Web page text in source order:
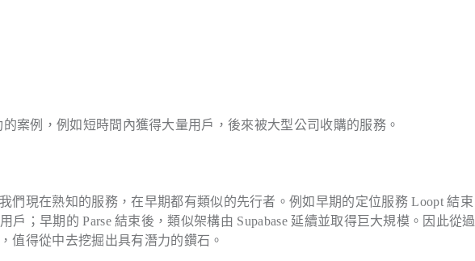
案例，例如短時間內獲得大量用戶，後來被大型公司收購的服務。
們現在熟知的服務，在早期都有類似的先行者。例如早期的定位服務 Loopt 結束
戶；早期的 Parse 結束後，類似架構由 Supabase 延續並取得巨大規模。因此從過
值得從中去挖掘出具有潛力的鑽石。